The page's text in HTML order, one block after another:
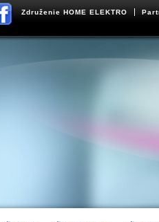
Združenie HOME ELEKTRO